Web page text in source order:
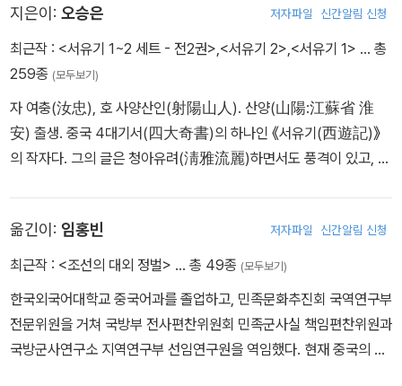
슴에 손을 얹고 묻다. <서유기>를 진지하게 읽어본 적이 있는가? 어
기> 완역판이 장구한 세월을 거쳐 이렇게 준비되고 있었다는 것을 알
지 못했으니 그 또한 부끄러운 일. 기적에 가까운 일이다. <서유기>
가 이렇게 완역된 것은. 이 책 읽으면서 비로소 해묵은 부끄러움을 씻
다. - 이윤기 (소설가, 번역가)
지은이: 오승은 저자파일 신간알림 신청
최근작 : <서유기 1~2 세트 - 전2권> <서유기 2> <서유기 1> … 총
259종 (모두보기)
자 여충(汝忠), 호 사양산인(射陽山人). 산양(山陽:江蘇省 淮
安) 출생. 중국 4대기서(四大奇書)의 하나인 《서유기(西遊記)》
의 작자다. 그의 글은 청아유려(淸雅流麗)하면서도 풍격이 있고, 해
었다. 7년 동안의 관리생활을 청산하고 고향에 돌아와 시와 술로 여
생을 보냈다. 주요저서에 《우현지서(禹縣志序)》 《사양산인존고
옮긴이: 임홍빈 저자파일 신간알림 신청
최근작 : <조선의 대외 정벌> … 총 49종 (모두보기)
한국외국어대학교 중국어과를 졸업하고, 민족문화추진회 국역연구부
전문위원을 거쳐 국방부 전사편찬위원회 민족군사실 책임편찬위원과
국방군사연구소 지역연구부 선임연구원을 역임했다. 현재 중국의 군